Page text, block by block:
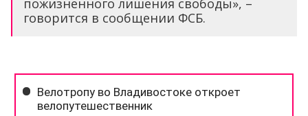
пожизненного лишения свободы», –
говорится в сообщении ФСБ.